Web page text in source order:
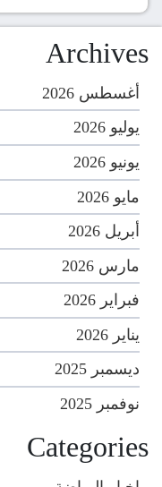
Archives
أغسطس 2026
يوليو 2026
يونيو 2026
مايو 2026
أبريل 2026
مارس 2026
فبراير 2026
يناير 2026
ديسمبر 2025
نوفمبر 2025
Categories